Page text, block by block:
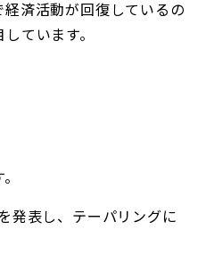
済活動が回復しているの
ています。
発表し、テーパリングに